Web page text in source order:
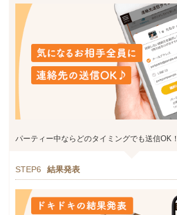
パーティー中ならどのタイミングでも送信OK！
STEP6 結果発表